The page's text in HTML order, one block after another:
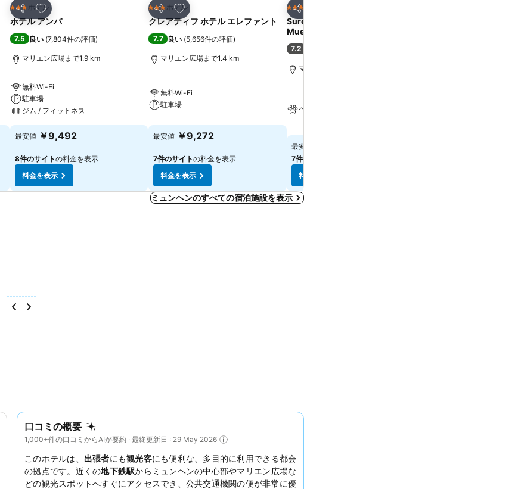
シェア
お気に入りに追加
3 ホテルのランク
ホテル
ホテル アンバ
7.5 良い (7,804件の評価)
マリエン広場まで1.9 km
無料Wi-Fi
駐車場
ジム / フィットネス
最安値 ￥9,492
8件のサイトの料金を表示
料金を表示
シェア
お気に入りに追加
3 ホテルのランク
ホテル
クレアティフ ホテル エレファント
7.7 良い (5,656件の評価)
マリエン広場まで1.4 km
無料Wi-Fi
駐車場
最安値 ￥9,272
7件のサイトの料金を表示
料金を表示
シェア
3 ホテルのランク
Sure Hotel by Best Western
Muenchen Hauptbahnhof
7.2
マリエン広場まで1.5 km
ペット可
最安値
7件のサイト
料金を表示
ミュンヘンのすべての宿泊施設を表示
口コミの概要
1,000+件の口コミからAIが要約 · 最終更新日 : 29 May 2026
このホテルは、 出張者にも観光客にも便利な、多目的に利用できる都会
の拠点です。近くの地下鉄駅からミュンヘンの中心部やマリエン広場な
どの観光スポットへすぐにアクセスでき、公共交通機関の便が非常に優